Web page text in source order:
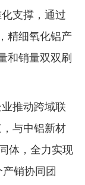
支撑，通过
精细氧化铝产
和销量双双刷
推动跨域联
与中铝新材
体，全力实现
销协同团